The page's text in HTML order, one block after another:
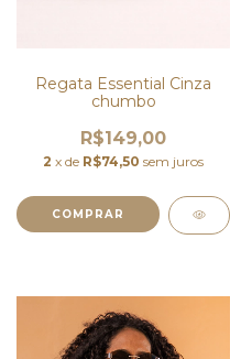
Regata Essential Cinza
chumbo
R$149,00
2 x de R$74,50 sem juros
COMPRAR